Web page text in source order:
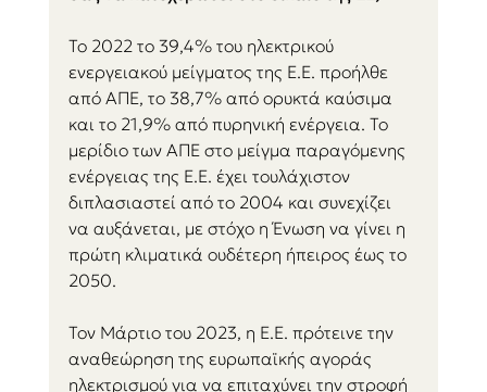
Το 2022 το 39,4% του ηλεκτρικού
ενεργειακού μείγματος της Ε.Ε. προήλθε
από ΑΠΕ, το 38,7% από ορυκτά καύσιμα
και το 21,9% από πυρηνική ενέργεια. To
μερίδιο των ΑΠΕ στο μείγμα παραγόμενης
ενέργειας της Ε.Ε. έχει τουλάχιστον
διπλασιαστεί από το 2004 και συνεχίζει
να αυξάνεται, με στόχο η Ένωση να γίνει η
πρώτη κλιματικά ουδέτερη ήπειρος έως το
2050.
Τον Μάρτιο του 2023, η Ε.Ε. πρότεινε την
αναθεώρηση της ευρωπαϊκής αγοράς
ηλεκτρισμού για να επιταχύνει την στροφή